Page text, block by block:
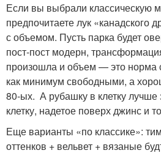
Если вы выбрали классическую
предпочитаете лук «канадского
с объемом. Пусть парка будет
пост-пост модерн,
произошла и объем — это норма
как минимум свободными, а
80-ых. А рубашку в клетку лучше
клетку, надетое поверх джинс и
Еще варианты «по классике»:
оттенков + вельвет + вязаные